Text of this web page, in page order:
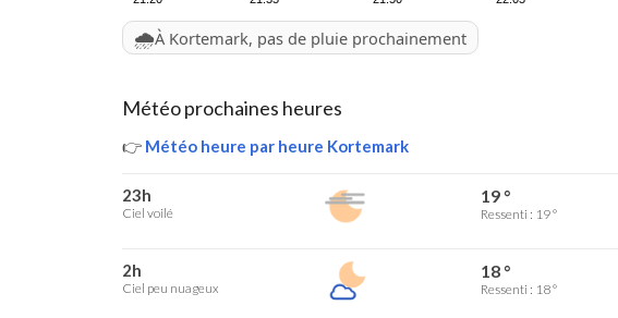
🌧️À Kortemark, pas de pluie prochainement
Météo prochaines heures
👉 Météo heure par heure Kortemark
23h
Ciel voilé
19 °
Ressenti : 19 °
2h
Ciel peu nuageux
18 °
Ressenti : 18 °